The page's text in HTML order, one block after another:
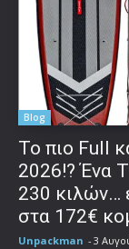
Blog
To πιο Full
2026!? Ένα
230 κιλών…
στα 172€
Unpackman - 3